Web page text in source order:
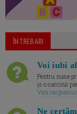
ÎNTREBARI
Voi iubi
Pentru mine
și o sarcină
Vezi
Ne